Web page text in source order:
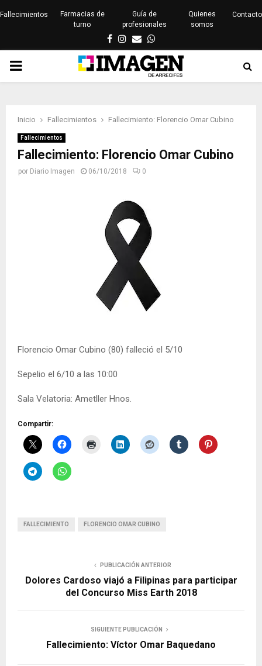
Fallecimientos
Farmacias de
turno
Guía de
profesionales
Quienes
somos
Contacto
Facebook
Instagram
EmailWhatsapp
PRIMARY
Inicio Fallecimientos Fallecimiento: Florencio Omar Cubino
Fallecimientos
Fallecimiento: Florencio Omar Cubino
por Diario Imagen 06/10/2018 0
Florencio Omar Cubino (80) falleció el 5/10
Sepelio el 6/10 a las 10:00
Sala Velatoria: Ametller Hnos.
Compartir:
FALLECIMIENTO FLORENCIO OMAR CUBINO
PUBLICACIÓN ANTERIOR
Dolores Cardoso viajó a Filipinas para participar
del Concurso Miss Earth 2018
SIGUIENTE PUBLICACIÓN
Fallecimiento: Víctor Omar Baquedano